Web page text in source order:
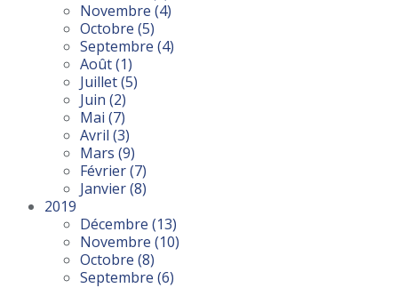
Novembre (4)
Octobre (5)
Septembre (4)
Août(1)
Juillet(5)
Juin (2)
Mai (7)
Avril (3)
Mars (9)
Février(7)
Janvier(8)
2019
Décembre (13)
Novembre (10)
Octobre (8)
Septembre (6)